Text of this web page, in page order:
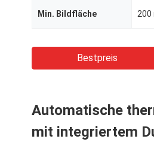
Min. Bildfläche 200
Bestpreis
Automatische
mit integriertem